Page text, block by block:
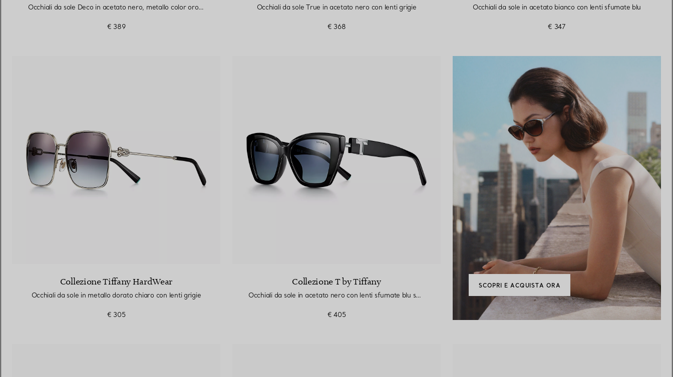
Occhiali da sole Deco in acetato nero, metallo color oro e lenti grigie
€ 389
Occhiali da sole True in acetato nero con lenti grigie
€ 368
Occhiali da sole in acetato bianco con lenti sfumate blu
€ 347
Collezione Tiffany HardWear
Occhiali da sole in metallo dorato chiaro con lenti grigie
€ 305
Collezione T by Tiffany
Occhiali da sole in acetato nero con lenti sfumate blu scuro
€ 405
SCOPRI E ACQUISTA ORA